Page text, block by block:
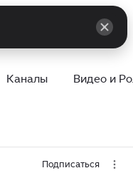
Каналы Видео и
Подписаться